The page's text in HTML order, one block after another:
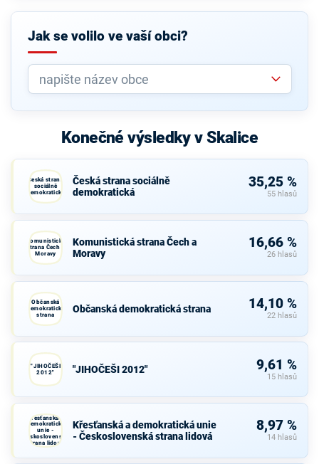
Jak se volilo ve vaší obci?
Konečné výsledky v Skalice
Česká strana
sociálně
demokratická
Česká strana sociálně
demokratická
35,25 %
55 hlasů
Komunistická
strana Čech a
Moravy
Komunistická strana Čech a
Moravy
16,66 %
26 hlasů
Občanská
demokratická
strana
Občanská demokratická strana 14,10 %
22 hlasů
"JIHOČEŠI
2012"
"JIHOČEŠI 2012" 9,61 %
15 hlasů
Křesťanská a
demokratická
unie -
Československá
strana lidová
Křesťanská a demokratická unie
- Československá strana lidová
8,97 %
14 hlasů